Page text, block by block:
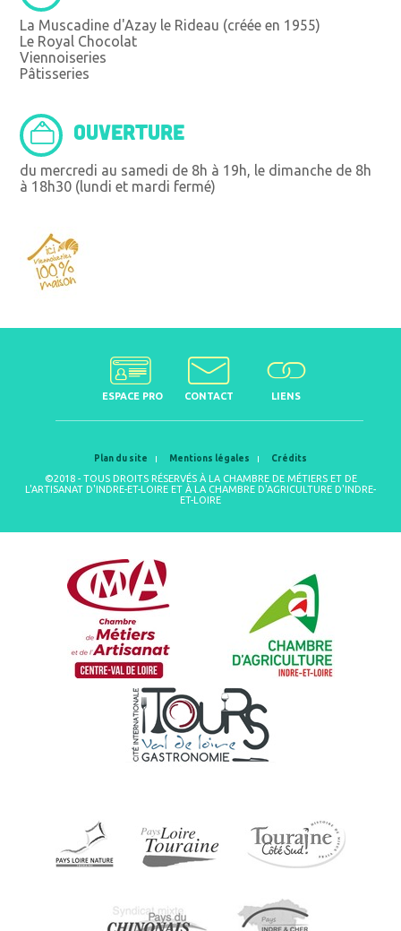
La Muscadine d'Azay le Rideau (créée en 1955)
Le Royal Chocolat
Viennoiseries
Pâtisseries
OUVERTURE
du mercredi au samedi de 8h à 19h, le dimanche de 8h
à 18h30 (lundi et mardi fermé)
ESPACE PRO CONTACT LIENS
Plan du site Mentions légales Crédits
©2018 - TOUS DROITS RÉSERVÉS À LA CHAMBRE DE MÉTIERS ET DE
L'ARTISANAT D'INDRE-ET-LOIRE ET À LA CHAMBRE D'AGRICULTURE D'INDRE-
ET-LOIRE